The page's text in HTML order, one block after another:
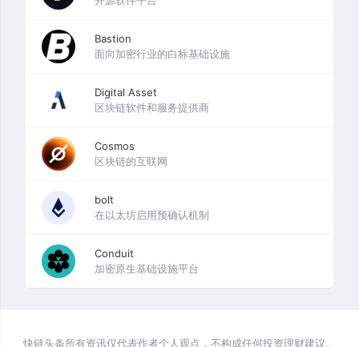
Bastion
面向加密行业的白标基础设施
Digital Asset
区块链软件和服务提供商
Cosmos
区块链的互联网
bolt
在以太坊启用预确认机制
Conduit
加密原生基础设施平台
快链头条所有资讯仅代表作者个人观点，不构成任何投资理财建议。